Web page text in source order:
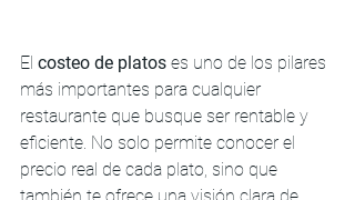
El costeo de platos es uno de los pilares
más importantes para cualquier
restaurante que busque ser rentable y
eficiente. No solo permite conocer el
precio real de cada plato, sino que
también te ofrece una visión clara de